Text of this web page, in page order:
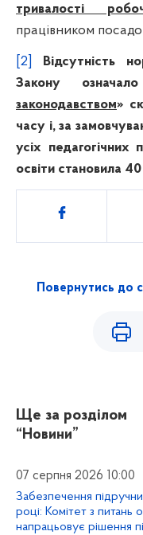
тривалості
працівником
[2]
Відсутність
Закону
законодавством»
часу і, за
усіх педагогічних
освіти становила
Поділитись
Повернутись до
Ще за розділом
“Новини”
07 серпня 2026 10:00
Забезпечення
році: Комітет з питань
напрацьовує рішення